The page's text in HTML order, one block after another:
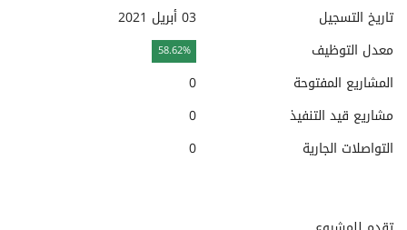
تاريخ التسجيل
03 أبريل 2021
معدل التوظيف
58.62%
المشاريع المفتوحة
0
مشاريع قيد التنفيذ
0
التواصلات الجارية
0